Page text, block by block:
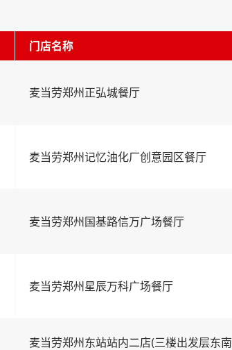
门店名称
麦当劳郑州正弘城餐厅
麦当劳郑州记忆油化厂创意园区餐厅
麦当劳郑州国基路信万广场餐厅
麦当劳郑州星辰万科广场餐厅
麦当劳郑州东站站内二店(三楼出发层东南